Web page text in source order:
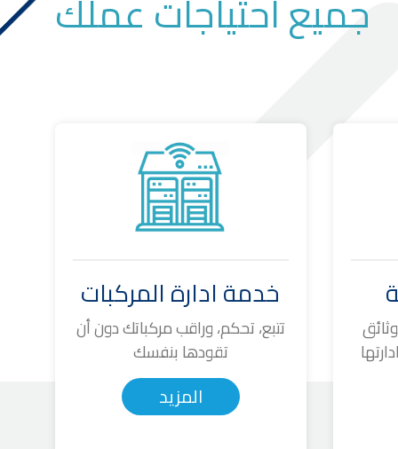
خدمة ادارة المركبات
تتبع، تحكم، وراقب مركباتك دون أن
تقودها بنفسك
المزيد